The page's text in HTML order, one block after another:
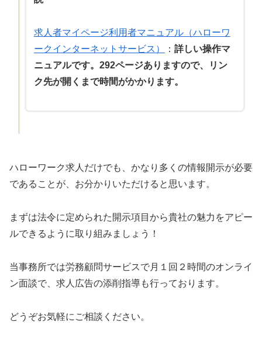
求人者マイページ利用者マニュアル（ハローワ
ークインターネットサービス）
： 詳しい操作マ
ニュアルです。292ページありますので、リン
ク先が開くまで時間がかかります。
ハローワーク求人だけでも、かなり多くの情報開示が必要
であることが、お分かりいただけると思います。
まずは法令に定められた開示項目から貴社の魅力をアピー
ルできるように取り組みましょう！
当事務所では労務顧問サービスで月１回２時間のオンライ
ン面談で、求人広告の添削指導も行っております。
どうぞお気軽にご相談ください。